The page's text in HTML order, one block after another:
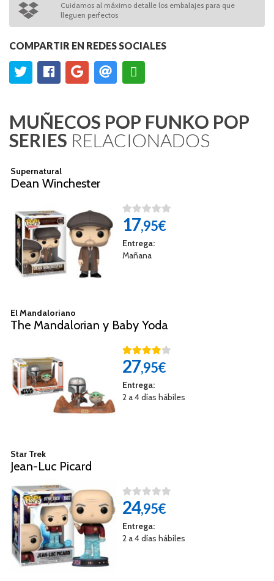
Cuidamos al máximo detalle los embalajes para que
lleguen perfectos
COMPARTIR EN REDES SOCIALES
MUÑECOS POP FUNKO POP
SERIES RELACIONADOS
Supernatural
Dean Winchester
17,95€
Entrega:
Mañana
El Mandaloriano
The Mandalorian y Baby Yoda
27,95€
Entrega:
2 a 4 días hábiles
Star Trek
Jean-Luc Picard
24,95€
Entrega:
2 a 4 días hábiles